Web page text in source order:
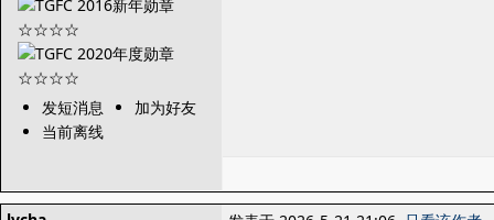
发短消息
加为好友
当前离线